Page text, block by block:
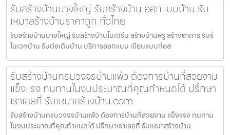
รับสร้างบ้านบางใหญ่ รับสร้างบ้าน ออกแบบบ้าน รับ
เหมาสร้างบ้านราคาถูก ทั่วไทย
รับสร้างบ้านบางใหญ่ รับสร้างบ้านโมเดิร์น สร้างบ้านหรู สร้างอาคาร รับรี
โนเวทบ้าน รับต่อเติมบ้าน บริการออกแบบ เขียนแบบก่อส
รับสร้างบ้านครบวงจรบ้านแพ้ว ต้องการบ้านที่สวยงาม
แข็งแรง ทนทานในงบประมาณที่คุณกำหนดได้ ปรึกษา
เราเลยที่ รับเหมาสร้างบ้าน.com
รับสร้างบ้านครบวงจรบ้านแพ้ว ต้องการบ้านที่สวยงาม แข็งแรง ทนทาน
ในงบประมาณที่คุณกำหนดได้ ปรึกษาเราเลยที่ รับเหมาสร้างบ้าน.